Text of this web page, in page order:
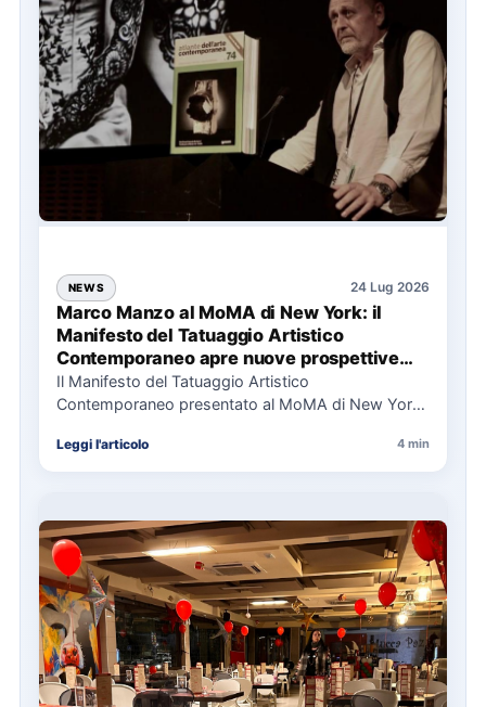
NEWS 24 Lug 2026
Marco Manzo al MoMA di New York: il
Manifesto del Tatuaggio Artistico
Contemporaneo apre nuove prospettive
per il collezionismo
Il Manifesto del Tatuaggio Artistico
Contemporaneo presentato al MoMA di New York
Leggi l'articolo 4 min